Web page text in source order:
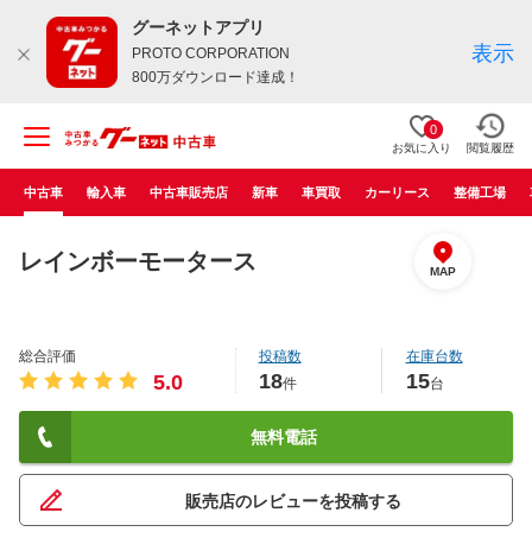
グーネットアプリ
PROTO CORPORATION
800万ダウンロード達成！
表示
0
お気に入り 閲覧履歴
中古車 輸入車 中古車販売店 新車 車買取 カーリース 整備工場
レインボーモータース MAP
総合評価
5.0
投稿数
18件
在庫台数
15台
無料電話
販売店のレビューを投稿する